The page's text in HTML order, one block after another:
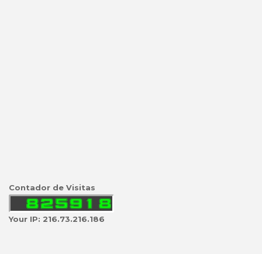
Contador de Visitas
Your IP: 216.73.216.186